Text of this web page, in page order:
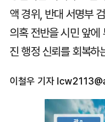
액 경위, 반대 서명부
의혹 전반을 시민 앞에
진 행정 신뢰를 회복하
이철우 기자